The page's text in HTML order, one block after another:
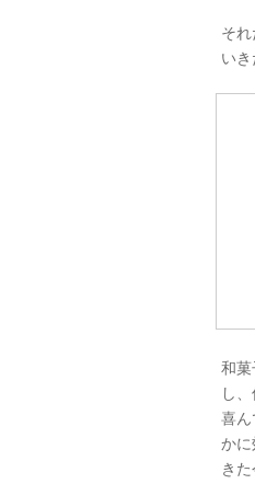
そ
い
和菓
し
喜ん
かに
き